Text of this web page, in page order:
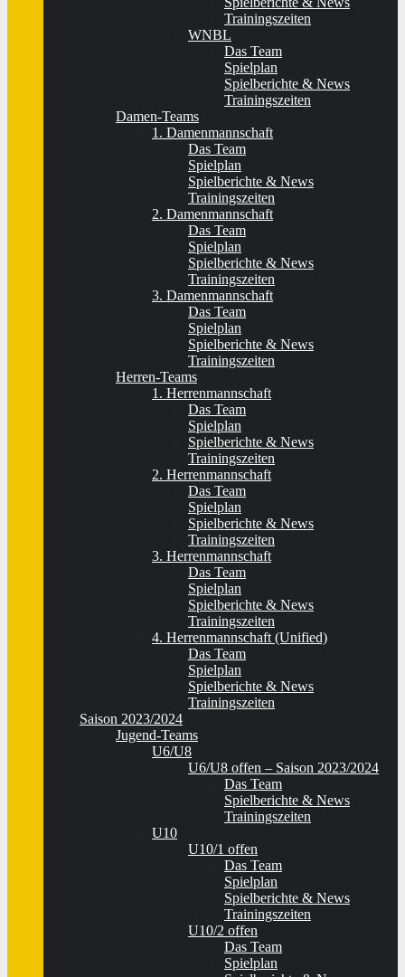
Trainingszeiten
WNBL
Das Team
Spielplan
Spielberichte & News
Trainingszeiten
Damen-Teams
1. Damenmannschaft
Das Team
Spielplan
Spielberichte & News
Trainingszeiten
2. Damenmannschaft
Das Team
Spielplan
Spielberichte & News
Trainingszeiten
3. Damenmannschaft
Das Team
Spielplan
Spielberichte & News
Trainingszeiten
Herren-Teams
1. Herrenmannschaft
Das Team
Spielplan
Spielberichte & News
Trainingszeiten
2. Herrenmannschaft
Das Team
Spielplan
Spielberichte & News
Trainingszeiten
3. Herrenmannschaft
Das Team
Spielplan
Spielberichte & News
Trainingszeiten
4. Herrenmannschaft (Unified)
Das Team
Spielplan
Spielberichte & News
Trainingszeiten
Saison 2023/2024
Jugend-Teams
U6/U8
U6/U8 offen – Saison 2023/2024
Das Team
Spielberichte & News
Trainingszeiten
U10
U10/1 offen
Das Team
Spielplan
Spielberichte & News
Trainingszeiten
U10/2 offen
Das Team
Spielplan